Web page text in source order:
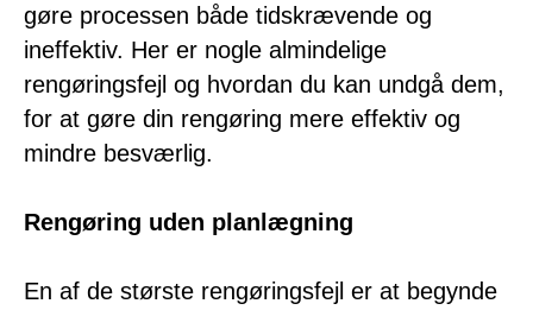
gøre processen både tidskrævende og
ineffektiv. Her er nogle almindelige
rengøringsfejl og hvordan du kan undgå dem,
for at gøre din rengøring mere effektiv og
mindre besværlig.
Rengøring uden planlægning
En af de største rengøringsfejl er at begynde